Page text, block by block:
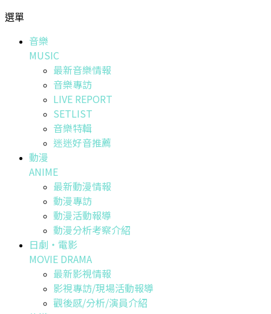
選單
音樂
MUSIC
最新音樂情報
音樂專訪
LIVE REPORT
SETLIST
音樂特輯
迷迷好音推薦
動漫
ANIME
最新動漫情報
動漫專訪
動漫活動報導
動漫分析考察介紹
日劇・電影
MOVIE DRAMA
最新影視情報
影視專訪/現場活動報導
觀後感/分析/演員介紹